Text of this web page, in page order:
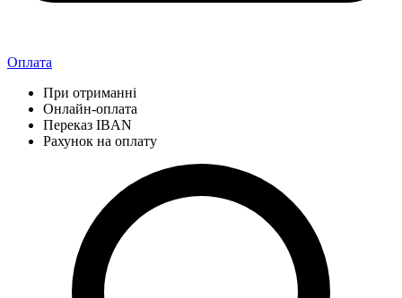
Оплата
При отриманні
Онлайн-оплата
Переказ IBAN
Рахунок на оплату